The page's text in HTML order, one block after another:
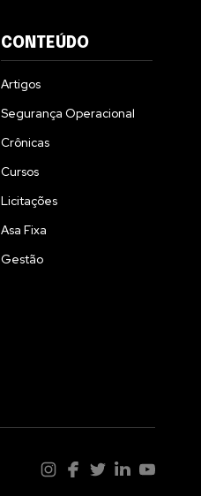
CONTEÚDO
Artigos
Segurança Operacional
Crônicas
Cursos
Licitações
Asa Fixa
Gestão